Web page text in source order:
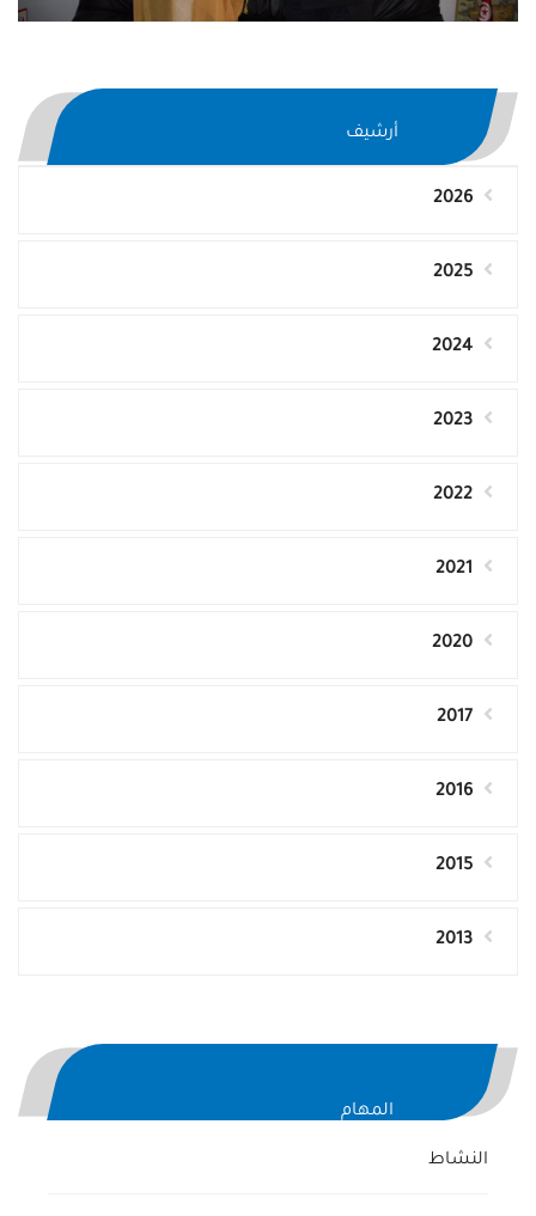
أرشيف
2026
2025
2024
2023
2022
2021
2020
2017
2016
2015
2013
المهام
النشاط